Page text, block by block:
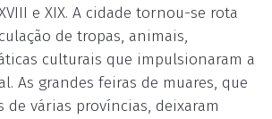
e XIX. A cidade tornou-se rota
de tropas, animais,
culturais que impulsionaram a
As grandes feiras de muares, que
de várias províncias, deixaram